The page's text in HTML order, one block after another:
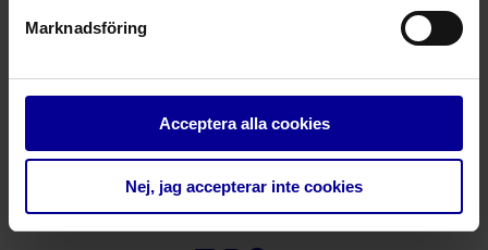
Marknadsföring
Acceptera alla cookies
Nej, jag accepterar inte cookies
– Taking care further
Tryffelslingan 12, 181 57 Lidingö
Tel. +4618 430 09 80
Kontakt Integritetspolicy Reklamationer
Service